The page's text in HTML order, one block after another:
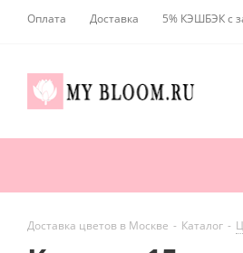
Оплата Доставка 5% КЭШБЭК с
Доставка цветов в Москве - Каталог -